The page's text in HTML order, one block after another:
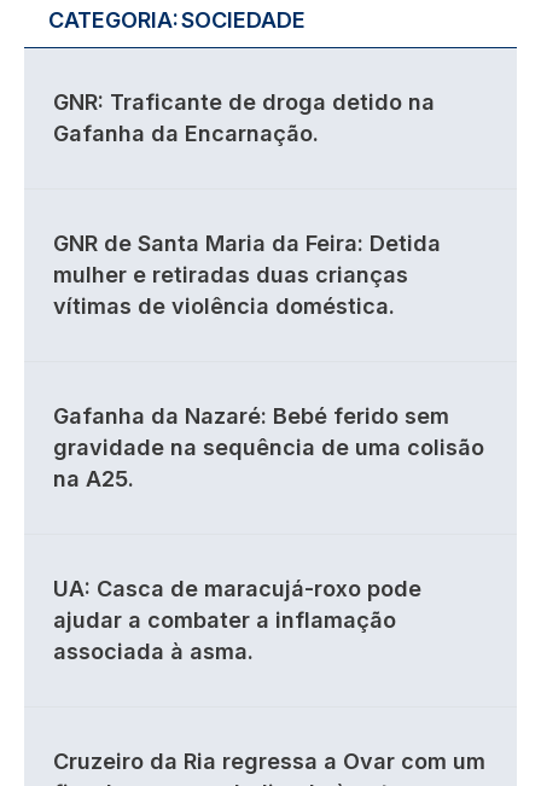
CATEGORIA:SOCIEDADE
GNR: Traficante de droga detido na
Gafanha da Encarnação.
GNR de Santa Maria da Feira: Detida
mulher e retiradas duas crianças
vítimas de violência doméstica.
Gafanha da Nazaré: Bebé ferido sem
gravidade na sequência de uma colisão
na A25.
UA: Casca de maracujá-roxo pode
ajudar a combater a inflamação
associada à asma.
Cruzeiro da Ria regressa a Ovar com um